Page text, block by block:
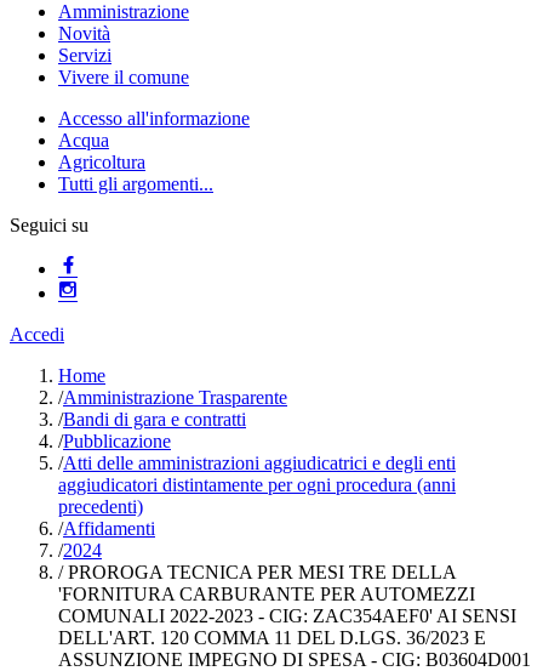
Amministrazione
Novità
Servizi
Vivere il comune
Accesso all'informazione
Acqua
Agricoltura
Tutti gli argomenti...
Seguici su
Accedi
Home
/Amministrazione Trasparente
/Bandi di gara e contratti
/Pubblicazione
/Atti delle amministrazioni aggiudicatrici e degli enti
aggiudicatori distintamente per ogni procedura (anni
precedenti)
/Affidamenti
/2024
/PROROGA TECNICA PER MESI TRE DELLA
'FORNITURA CARBURANTE PER AUTOMEZZI
COMUNALI 2022-2023 - CIG: ZAC354AEF0' AI SENSI
DELL'ART. 120 COMMA 11 DEL D.LGS. 36/2023 E
ASSUNZIONE IMPEGNO DI SPESA - CIG: B03604D001